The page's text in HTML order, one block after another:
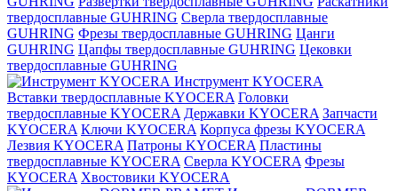
твердосплавные GUHRING Сверла твердосплавные
GUHRING Фрезы твердосплавные GUHRING Цанги
GUHRING Цапфы твердосплавные GUHRING Цековки
твердосплавные GUHRING
Инструмент KYOCERA
Вставки твердосплавные KYOCERA Головки
твердосплавные KYOCERA Державки KYOCERA Запчасти
KYOCERA Ключи KYOCERA Корпуса фрезы KYOCERA
Лезвия KYOCERA Патроны KYOCERA Пластины
твердосплавные KYOCERA Сверла KYOCERA Фрезы
KYOCERA Хвостовики KYOCERA